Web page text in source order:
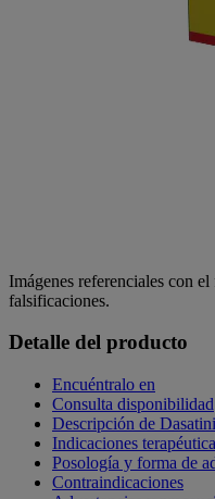
Imágenes referenciales con
falsificaciones.
Detalle del producto
Encuéntralo en
Consulta disponibilidad
Descripción de
Indicaciones
Posología y forma de
Contraindicaciones